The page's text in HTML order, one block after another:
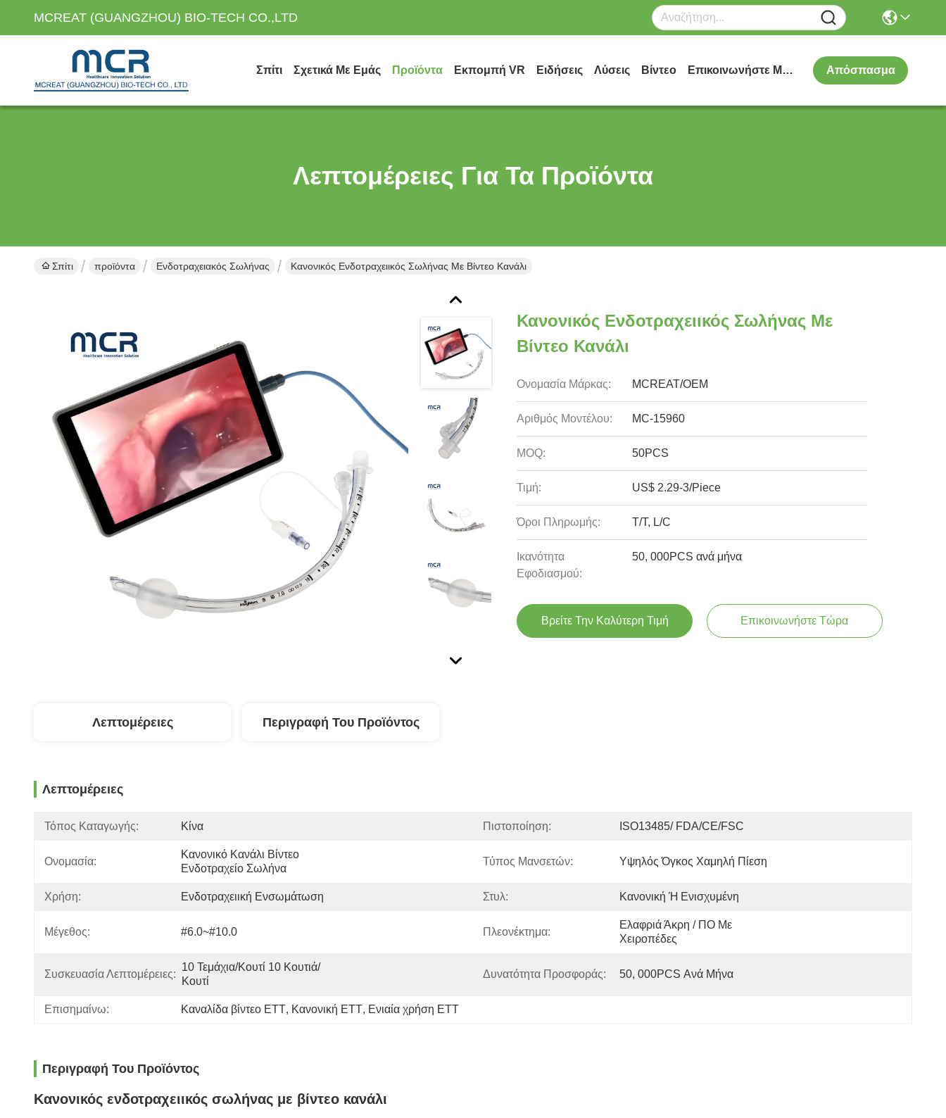
MCREAT (GUANGZHOU) BIO-TECH CO.,LTD
Σπίτι Σχετικά Με Εμάς Προϊόντα Εκπομπή VR Ειδήσεις Λύσεις Βίντεο Επικοινωνήστε Μαζί Μας Απόσπασμα
Λεπτομέρειες Για Τα Προϊόντα
Σπίτι προϊόντα Ενδοτραχειακός Σωλήνας Κανονικός Ενδοτραχειικός Σωλήνας Με Βίντεο Κανάλι
Κανονικός Ενδοτραχειικός Σωλήνας Με
Βίντεο Κανάλι
Ονομασία Μάρκας: MCREAT/OEM
Αριθμός Μοντέλου: MC-15960
MOQ: 50PCS
Τιμή: US$ 2.29-3/Piece
Όροι Πληρωμής: T/T, L/C
Ικανότητα
Εφοδιασμού:
50, 000PCS ανά μήνα
Βρείτε Την Καλύτερη Τιμή Επικοινωνήστε Τώρα
Λεπτομέρειες Περιγραφή Του Προϊόντος
Λεπτομέρειες
Τόπος Καταγωγής: Κίνα Πιστοποίηση: ISO13485/ FDA/CE/FSC
Ονομασία:
Κανονικό Κανάλι Βίντεο
Ενδοτραχείο Σωλήνα
Τύπος Μανσετών: Υψηλός Όγκος Χαμηλή Πίεση
Χρήση: Ενδοτραχειική Ενσωμάτωση Στυλ: Κανονική Ή Ενισχυμένη
Μέγεθος: #6.0~#10.0 Πλεονέκτημα:
Ελαφριά Άκρη / ΠΟ Με
Χειροπέδες
Συσκευασία Λεπτομέρειες:
10 Τεμάχια/κουτί 10 Κουτιά/
Κουτί
Δυνατότητα Προσφοράς: 50, 000PCS Ανά Μήνα
Επισημαίνω: Καναλίδα βίντεο ETT, Κανονική ΕΤΤ, Ενιαία χρήση ETT
Περιγραφή Του Προϊόντος
Κανονικός ενδοτραχειικός σωλήνας με βίντεο κανάλι